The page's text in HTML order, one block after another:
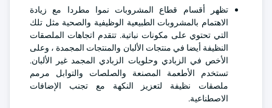
تظهر أقسام قطاع المشروبات نموا مطردا مع زيادة
الاهتمام بالمشروبات الطبيعية الوظيفية والصحية مثل تلك
التي تحتوي على مكونات نباتية. تتقدم اتجاهات الملصقات
النظيفة أيضا في منتجات الألبان والمنتجات المجمدة ، وعلى
الأخص في الزبادي وحلويات الزبادي المجمد غير الألبان.
تستخدم الأطعمة المصنعة والصلصات والتوابل مرمم
ملصقات نظيفة لتعزيز النكهة مع تجنب الإضافات
الاصطناعية.